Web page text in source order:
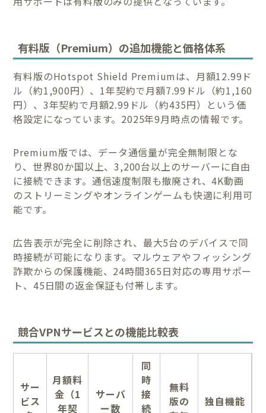
有料版（Premium）の追加機能と価格体系
有料版のHotspot Shield Premiumは、月額12.99ド
ル（約1,900円）、1年契約で月額7.99ドル（約1,160
円）、3年契約で月額2.99ドル（約435円）という価
格設定になっています。2025年9月時点の情報です。
Premium版では、データ通信量が完全無制限とな
り、世界80か国以上、3,200台以上のサーバーに自由
に接続できます。通信速度制限も撤廃され、4K動画
のストリーミングやオンラインゲームも快適に利用可
能です。
広告表示が完全に削除され、最大5台のデバイスで同
時接続が可能になります。マルウェアやフィッシング
詐欺からの保護機能、24時間365日対応の専用サポー
ト、45日間の返金保証も付帯します。
競合VPNサービスとの機能比較表
サー
ビス
月額料
金（1
年契
サーバ
ー数
同
時
接
続
無料
版の
独自機能